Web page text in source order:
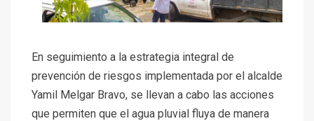
En seguimiento a la estrategia integral de
prevención de riesgos implementada por el alcalde
Yamil Melgar Bravo, se llevan a cabo las acciones
que permiten que el agua pluvial fluya de manera